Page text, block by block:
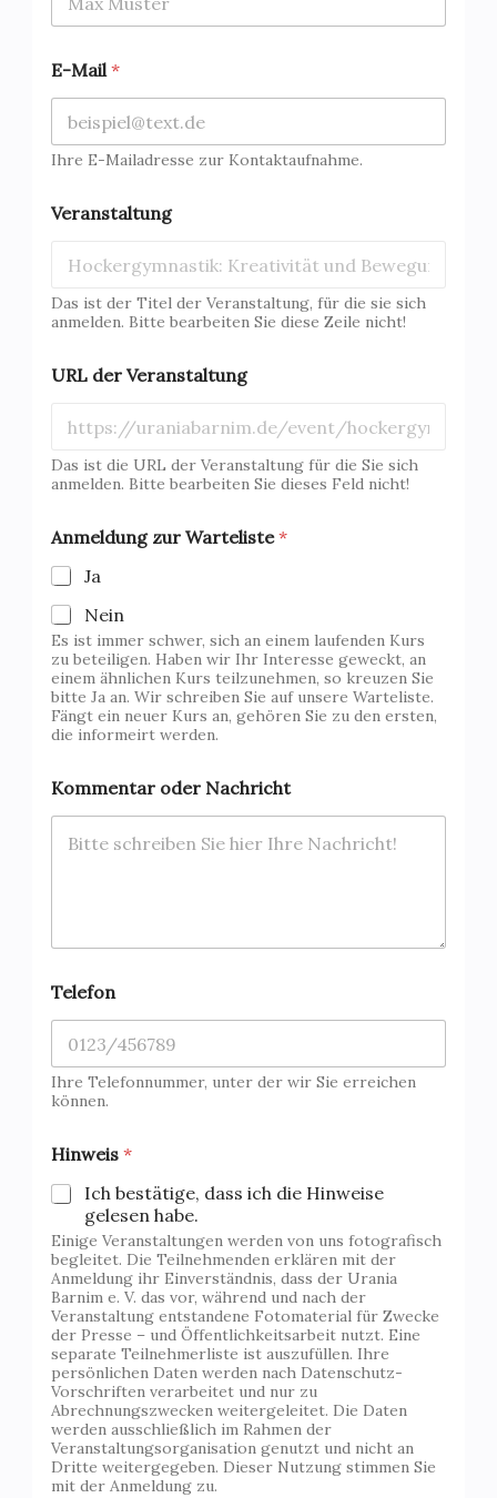
E-Mail*
Ihre E-Mailadresse zur Kontaktaufnahme.
e
s
t
l
t
K
o
m
a
r
A
n
m
e
l
u
Veranstaltung
Das ist der Titel der Veranstaltung, für die sie sich
anmelden. Bitte bearbeiten Sie diese Zeile nicht!
URL der Veranstaltung
Das ist die URL der Veranstaltung für die Sie sich
anmelden. Bitte bearbeiten Sie dieses Feld nicht!
Anmeldung zur Warteliste*
Ja
Nein
Es ist immer schwer, sich an einem laufenden Kurs
zu beteiligen. Haben wir Ihr Interesse geweckt, an
einem ähnlichen Kurs teilzunehmen, so kreuzen Sie
bitte Ja an. Wir schreiben Sie auf unsere Warteliste.
Fängt ein neuer Kurs an, gehören Sie zu den ersten,
die informeirt werden.
Kommentar oder Nachricht
Telefon
Ihre Telefonnummer, unter der wir Sie erreichen
können.
Hinweis *
Ich bestätige, dass ich die Hinweise
gelesen habe.
Einige Veranstaltungen werden von uns fotografisch
begleitet. Die Teilnehmenden erklären mit der
Anmeldung ihr Einverständnis, dass der Urania
Barnim e. V. das vor, während und nach der
Veranstaltung entstandene Fotomaterial für Zwecke
der Presse – und Öffentlichkeitsarbeit nutzt. Eine
separate Teilnehmerliste ist auszufüllen. Ihre
persönlichen Daten werden nach Datenschutz-
Vorschriften verarbeitet und nur zu
Abrechnungszwecken weitergeleitet. Die Daten
werden ausschließlich im Rahmen der
Veranstaltungsorganisation genutzt und nicht an
Dritte weitergegeben. Dieser Nutzung stimmen Sie
mit der Anmeldung zu.